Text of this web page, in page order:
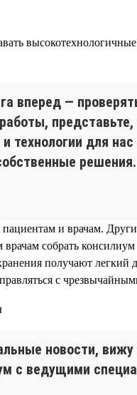
вперед —
технологии для
и врачам.
собрать
получают легкий
с
новости,
с ведущими